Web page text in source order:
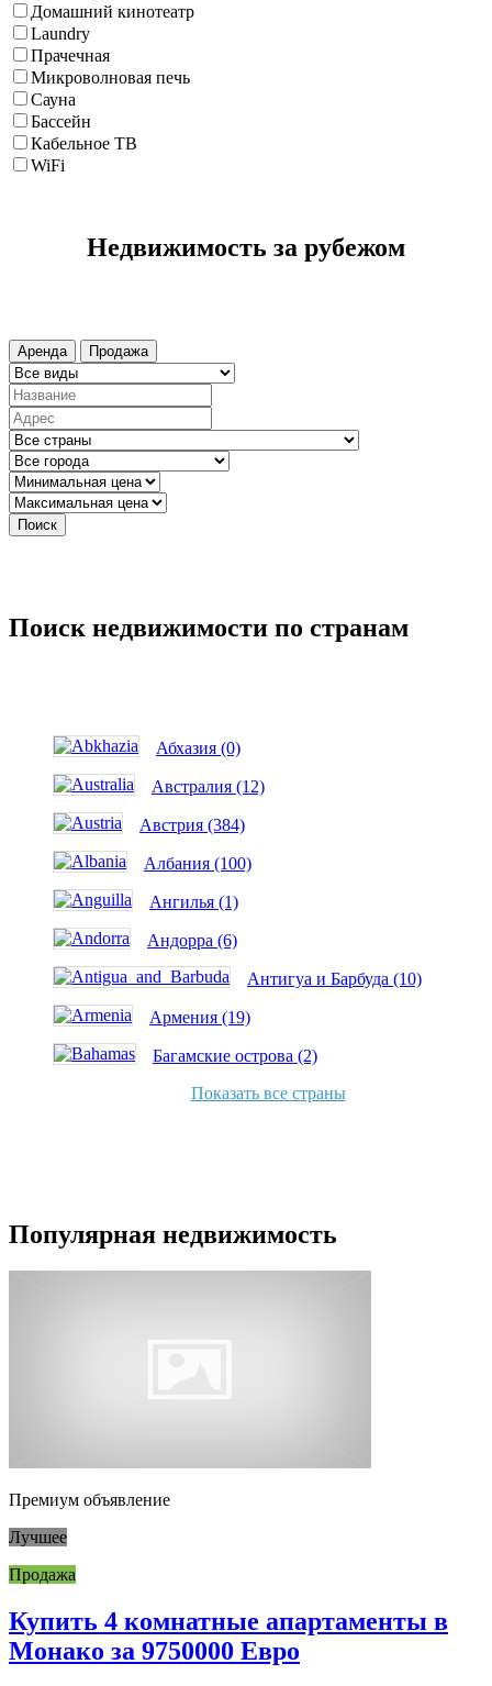
Домашний кинотеатр
Laundry
Прачечная
Микроволновая печь
Сауна
Бассейн
Кабельное ТВ
WiFi
Недвижимость за рубежом
Аренда Продажа
Поиск
Поиск недвижимости по странам
Абхазия (0)
Австралия (12)
Австрия (384)
Албания (100)
Ангилья (1)
Андорра (6)
Антигуа и Барбуда (10)
Армения (19)
Багамские острова (2)
Показать все страны
Популярная недвижимость
Премиум объявление
Лучшее
Продажа
Купить 4 комнатные апартаменты в
Монако за 9750000 Евро